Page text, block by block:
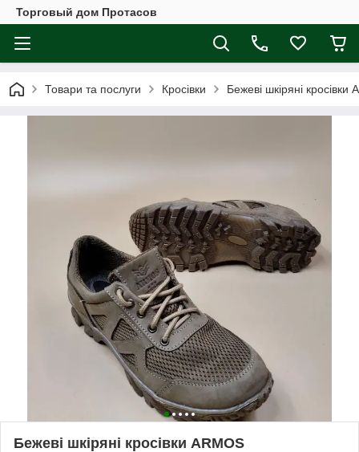
Торговый дом Протасов
Товари та послуги Кросівки Бежеві шкіряні кросівки
Бежеві шкіряні кросівки ARMOS